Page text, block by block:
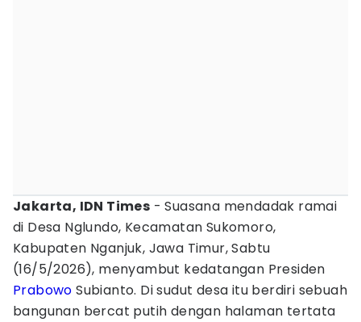
Jakarta, IDN Times - Suasana mendadak ramai
di Desa Nglundo, Kecamatan Sukomoro,
Kabupaten Nganjuk, Jawa Timur, Sabtu
(16/5/2026), menyambut kedatangan Presiden
Prabowo Subianto. Di sudut desa itu berdiri sebuah
bangunan bercat putih dengan halaman tertata